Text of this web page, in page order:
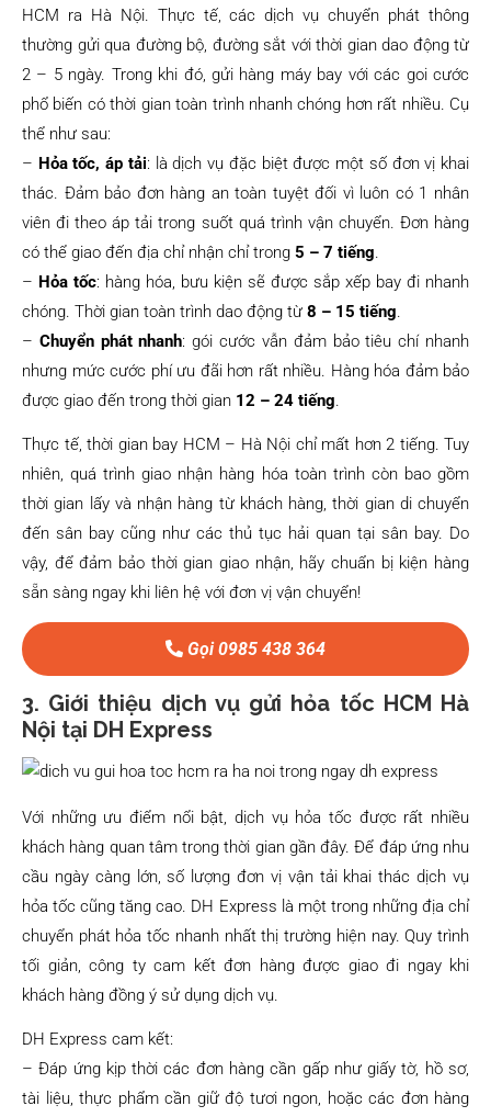
HCM ra Hà Nội. Thực tế, các dịch vụ chuyển phát thông
thường gửi qua đường bộ, đường sắt với thời gian dao động từ
2 – 5 ngày. Trong khi đó, gửi hàng máy bay với các goi cước
phổ biến có thời gian toàn trình nhanh chóng hơn rất nhiều. Cụ
thể như sau:
– Hỏa tốc, áp tải: là dịch vụ đặc biệt được một số đơn vị khai
thác. Đảm bảo đơn hàng an toàn tuyệt đối vì luôn có 1 nhân
viên đi theo áp tải trong suốt quá trình vận chuyển. Đơn hàng
có thể giao đến địa chỉ nhận chỉ trong 5 – 7 tiếng.
– Hỏa tốc: hàng hóa, bưu kiện sẽ được sắp xếp bay đi nhanh
chóng. Thời gian toàn trình dao động từ 8 – 15 tiếng.
– Chuyển phát nhanh: gói cước vẫn đảm bảo tiêu chí nhanh
nhưng mức cước phí ưu đãi hơn rất nhiều. Hàng hóa đảm bảo
được giao đến trong thời gian 12 – 24 tiếng.
Thực tế, thời gian bay HCM – Hà Nội chỉ mất hơn 2 tiếng. Tuy
nhiên, quá trình giao nhận hàng hóa toàn trình còn bao gồm
thời gian lấy và nhận hàng từ khách hàng, thời gian di chuyển
đến sân bay cũng như các thủ tục hải quan tại sân bay. Do
vậy, để đảm bảo thời gian giao nhận, hãy chuẩn bị kiện hàng
sẵn sàng ngay khi liên hệ với đơn vị vận chuyển!
Gọi 0985 438 364
3. Giới thiệu dịch vụ gửi hỏa tốc HCM Hà
Nội tại DH Express
Với những ưu điểm nổi bật, dịch vụ hỏa tốc được rất nhiều
khách hàng quan tâm trong thời gian gần đây. Để đáp ứng nhu
cầu ngày càng lớn, số lượng đơn vị vận tải khai thác dịch vụ
hỏa tốc cũng tăng cao. DH Express là một trong những địa chỉ
chuyển phát hỏa tốc nhanh nhất thị trường hiện nay. Quy trình
tối giản, công ty cam kết đơn hàng được giao đi ngay khi
khách hàng đồng ý sử dụng dịch vụ.
DH Express cam kết:
– Đáp ứng kịp thời các đơn hàng cần gấp như giấy tờ, hồ sơ,
tài liệu, thực phẩm cần giữ độ tươi ngon, hoặc các đơn hàng